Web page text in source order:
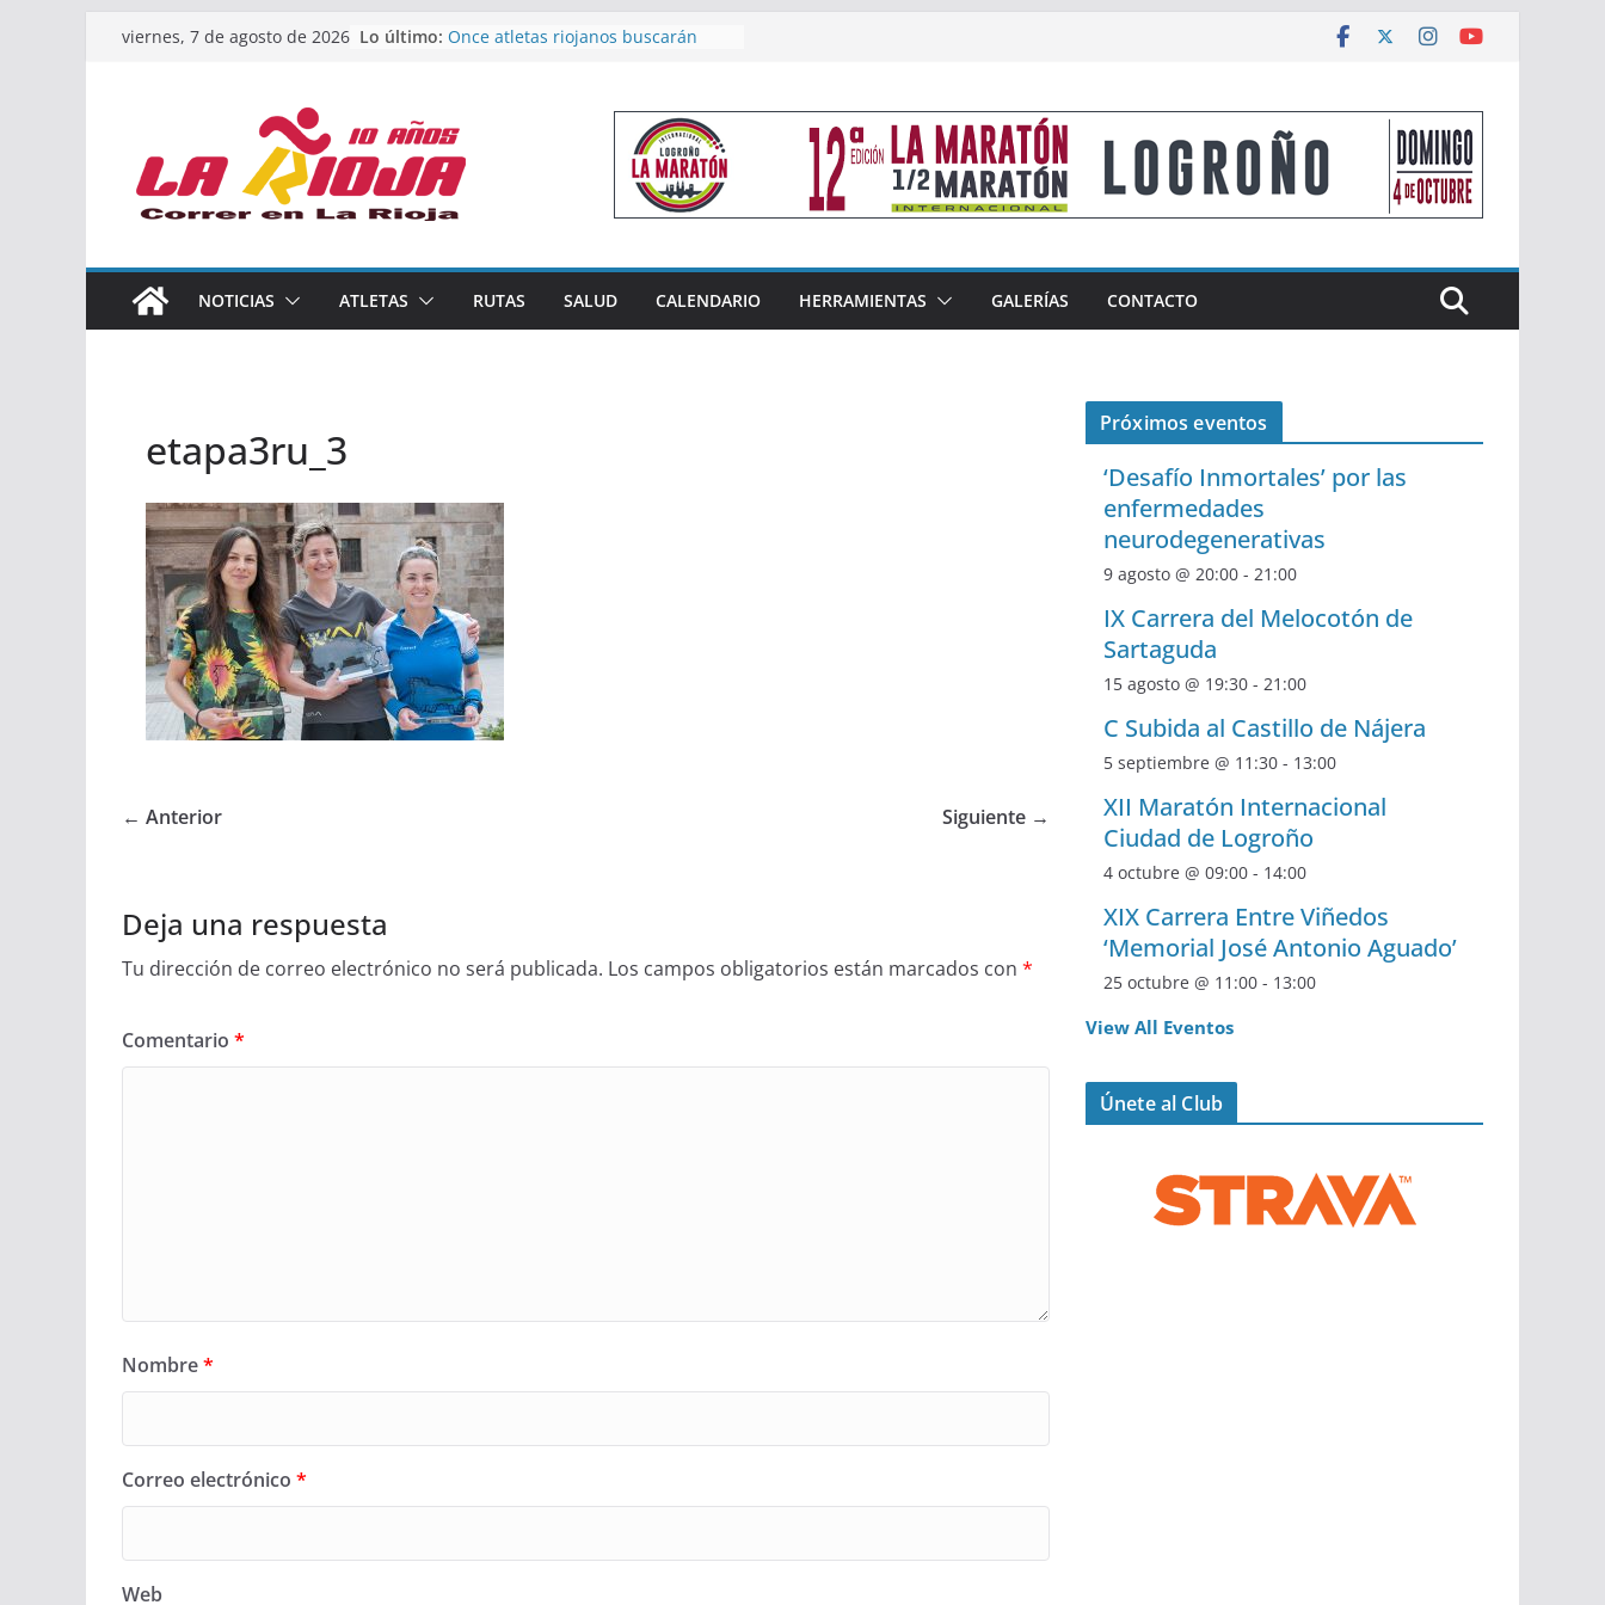
Saltarviernes, 7 de agosto de 2026 Lo último: Once atletas riojanos buscarán
Un bronce en 4×400 y tres puestos
de finalista cierran la participación
riojana en en Nacional de Málaga
El equipo femenino del Tritones
Rioja alcanza el podio nacional de
Acuatlón en Calahorra
España absoluto en Disco
Calahorra acoge este fin de semana
NOTICIAS ATLETAS RUTAS SALUD CALENDARIO HERRAMIENTAS GALERÍAS CONTACTO
etapa3ru_3
← Anterior Siguiente →
Deja una respuesta
Tu dirección de correo electrónico no será publicada. Los campos obligatorios están marcados con *
Comentario *
Nombre*
Correo electrónico *
Web
Próximos eventos
‘Desafío Inmortales’ por las
enfermedades
neurodegenerativas
9 agosto @ 20:00 - 21:00
IX Carrera del Melocotón de
Sartaguda
15 agosto @ 19:30 - 21:00
C Subida al Castillo de Nájera
5 septiembre @ 11:30 - 13:00
XII Maratón Internacional
Ciudad de Logroño
4 octubre @ 09:00 - 14:00
XIX Carrera Entre Viñedos
‘Memorial José Antonio Aguado’
25 octubre @ 11:00 - 13:00
View All Eventos
Únete al Club